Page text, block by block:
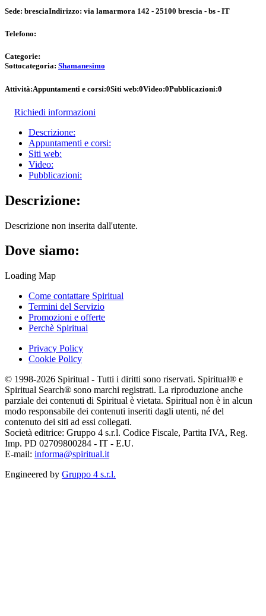
Sede: bresciaIndirizzo: via lamarmora 142 - 25100 brescia - bs - IT
Telefono:
Categorie:
Sottocategoria: Shamanesimo
Attività:Appuntamenti e corsi:0Siti web:0Video:0Pubblicazioni:0
Richiedi informazioni
Descrizione:
Appuntamenti e corsi:
Siti web:
Video:
Pubblicazioni:
Descrizione:
Descrizione non inserita dall'utente.
Dove siamo:
Loading Map
Come contattare Spiritual
Termini del Servizio
Promozioni e offerte
Perchè Spiritual
Privacy Policy
Cookie Policy
© 1998-2026 Spiritual - Tutti i diritti sono riservati. Spiritual® e
Spiritual Search® sono marchi registrati. La riproduzione anche
parziale dei contenuti di Spiritual è vietata. Spiritual non è in alcun
modo responsabile dei contenuti inseriti dagli utenti, né del
contenuto dei siti ad essi collegati.
Società editrice: Gruppo 4 s.r.l. Codice Fiscale, Partita IVA, Reg.
Imp. PD 02709800284 - IT - E.U.
E-mail: informa@spiritual.it
Engineered by Gruppo 4 s.r.l.